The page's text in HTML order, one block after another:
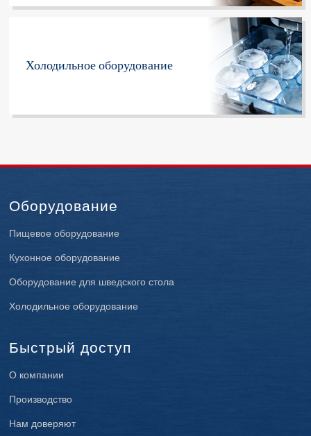
Холодильное оборудование
Оборудование
Пищевое оборудование
Кухонное оборудование
Оборудование для шведского стола
Холодильное оборудование
Быстрый доступ
О компании
Производство
Нам доверяют